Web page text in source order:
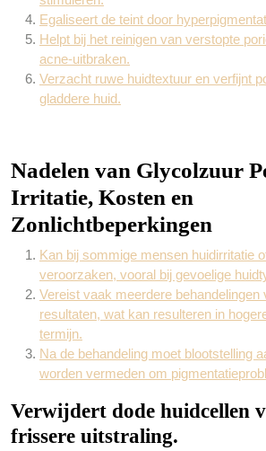
Egaliseert de teint door
Helpt bij het reinigen van verstopte
acne-uitbraken.
Verzacht ruwe huidtextuur en verfijnt
gladdere huid.
Nadelen van Glycolzuur
Irritatie, Kosten en
Zonlichtbeperkingen
Kan bij sommige mensen huidirritatie
veroorzaken, vooral bij gevoelige
Vereist vaak meerdere behandelingen
resultaten, wat kan resulteren in
termijn.
Na de behandeling moet blootstelling
worden vermeden om
Verwijdert dode huidcellen
frissere uitstraling.